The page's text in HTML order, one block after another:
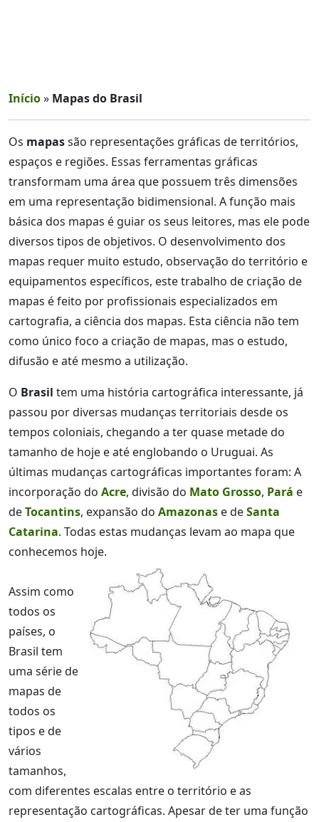
Início» Mapas do Brasil
Os mapassão representações gráficas de territórios,
espaços e regiões. Essas ferramentas gráficas
transformam uma área que possuem três dimensões
em uma representação bidimensional. A função mais
básica dos mapas é guiar os seus leitores, mas ele pode
diversos tipos de objetivos. O desenvolvimento dos
mapas requer muito estudo, observação do território e
equipamentos específicos, este trabalho de criação de
mapas é feito por profissionais especializados em
cartografia, a ciência dos mapas. Esta ciência não tem
como único foco a criação de mapas, mas o estudo,
difusão e até mesmo a utilização.
O Brasil tem uma história cartográfica interessante, já
passou por diversas mudanças territoriais desde os
tempos coloniais, chegando a ter quase metade do
tamanho de hoje e até englobando o Uruguai. As
últimas mudanças cartográficas importantes foram: A
incorporação do Acre, divisão do Mato Grosso, Pará e
deTocantins, expansão do Amazonas e deSanta
Catarina. Todas estas mudanças levam ao mapa que
conhecemos hoje.
Assim como
todos os
países, o
Brasil tem
uma série de
mapas de
todos os
tipos e de
vários
tamanhos,
com diferentes escalas entre o território e as
representação cartográficas. Apesar de ter uma função